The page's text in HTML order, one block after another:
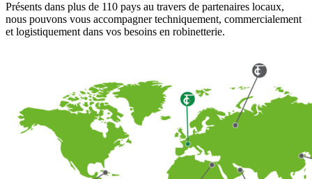
Présents dans plus de 110 pays au travers de partenaires locaux,
nous pouvons vous accompagner techniquement, commercialement
et logistiquement dans vos besoins en robinetterie.